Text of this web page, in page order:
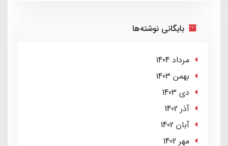
بایگانی نوشته‌ها
مرداد 1404
بهمن 1403
دی 1403
آذر 1402
آبان 1402
مهر 1402